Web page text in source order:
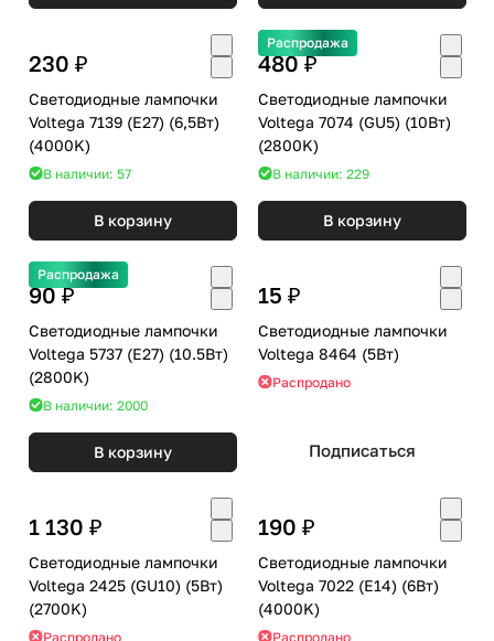
230 ₽
Светодиодные лампочки
Voltega 7139 (E27) (6,5Вт)
(4000K)
В наличии: 57
В корзину
Распродажа
480 ₽
Светодиодные лампочки
Voltega 7074 (GU5) (10Вт)
(2800K)
В наличии: 229
В корзину
Распродажа
90 ₽
Светодиодные лампочки
Voltega 5737 (E27) (10.5Вт)
(2800K)
В наличии: 2000
В корзину
15 ₽
Светодиодные лампочки
Voltega 8464 (5Вт)
Распродано
Подписаться
1 130 ₽
Светодиодные лампочки
Voltega 2425 (GU10) (5Вт)
(2700K)
Распродано
190 ₽
Светодиодные лампочки
Voltega 7022 (E14) (6Вт)
(4000K)
Распродано